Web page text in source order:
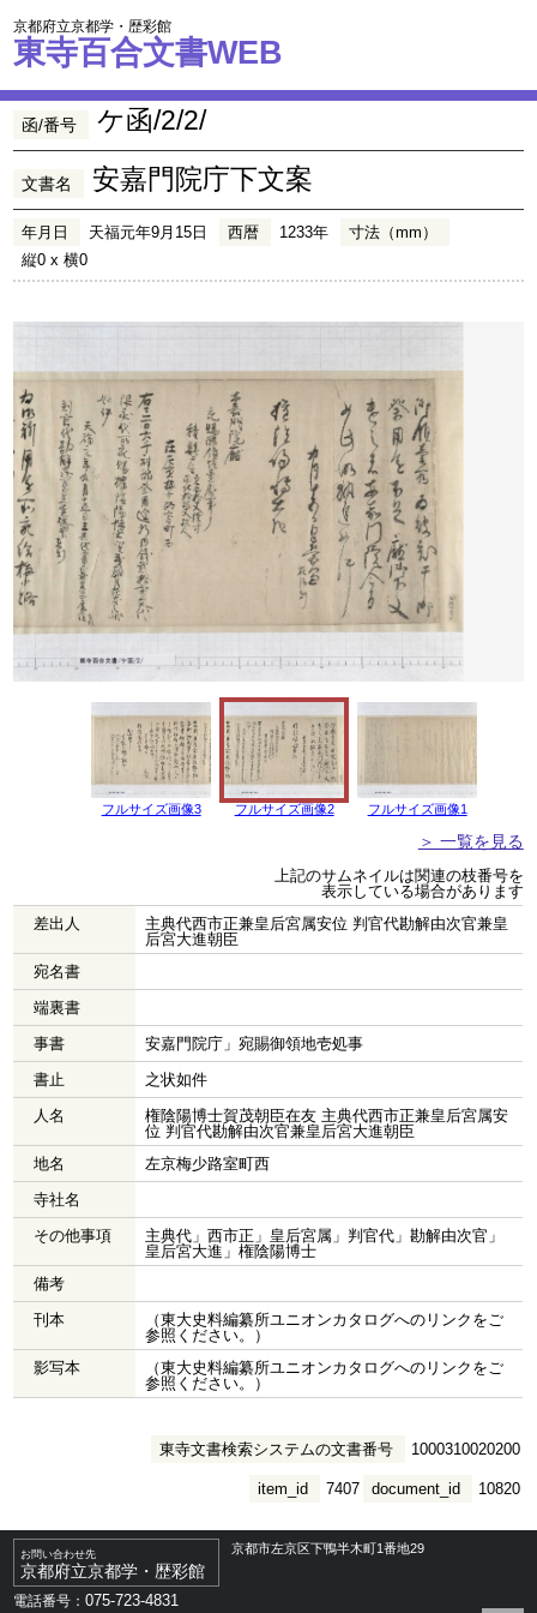
京都府立京都学・歴彩館
東寺百合文書WEB
函/番号 ケ函/2/2/
文書名 安嘉門院庁下文案
年月日 天福元年9月15日 西暦 1233年
寸法（mm）
縦0 x 横0
フルサイズ画像3 フルサイズ画像2 フルサイズ画像1
＞ 一覧を見る
上記のサムネイルは関連の枝番号を
表示している場合があります
差出人
主典代西市正兼皇后宮属安位 判官代勘解由次官兼皇
后宮大進朝臣
宛名書
端裏書
事書
安嘉門院庁」宛賜御領地壱処事
書止
之状如件
人名
権陰陽博士賀茂朝臣在友 主典代西市正兼皇后宮属安
位 判官代勘解由次官兼皇后宮大進朝臣
地名
左京梅少路室町西
寺社名
その他事項
主典代」西市正」皇后宮属」判官代」勘解由次官」
皇后宮大進」権陰陽博士
備考
刊本
（東大史料編纂所ユニオンカタログへのリンクをご
参照ください。）
影写本
（東大史料編纂所ユニオンカタログへのリンクをご
参照ください。）
東寺文書検索システムの文書番号 1000310020200
document_id 10820
item_id 7407
お問い合わせ先
京都府立京都学・歴彩館
京都市左京区下鴨半木町1番地29
電話番号：075-723-4831